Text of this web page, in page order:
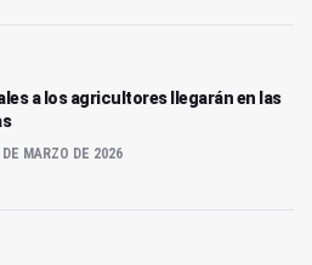
a los agricultores llegarán en las
MARZO DE 2026